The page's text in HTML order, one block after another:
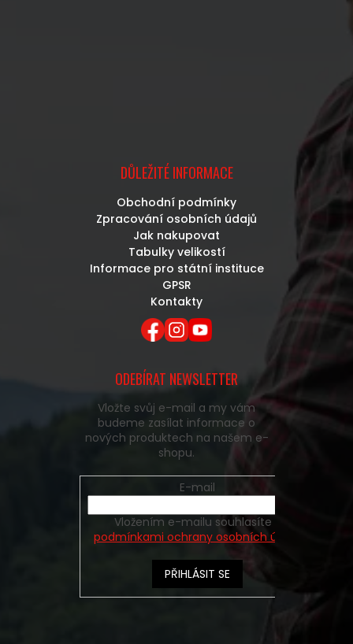
DŮLEŽITÉ INFORMACE
Obchodní podmínky
Zpracování osobních údajů
Jak nakupovat
Tabulky velikostí
Informace pro státní instituce
GPSR
Kontakty
ODEBÍRAT NEWSLETTER
Vložte svůj e-mail a my vám
budeme zasílat informace o
nových produktech na našem e-
shopu.
E-mail
podmínkami ochrany osobních údajů
PŘIHLÁSIT SE